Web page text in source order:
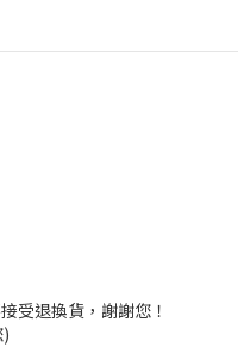
受退換貨，謝謝您！